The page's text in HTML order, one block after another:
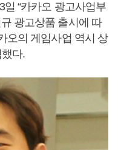
“카카오 광고사업부
광고상품 출시에 따
오의 게임사업 역시 상
다.